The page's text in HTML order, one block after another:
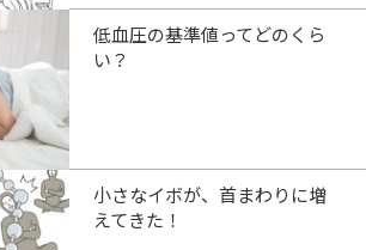
低血圧の基準値ってどのくら
い？
小さなイボが、首まわりに増
えてきた！